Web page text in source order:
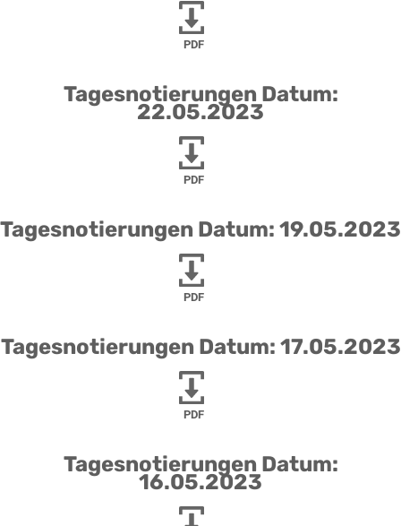
PDF
Tagesnotierungen Datum:
22.05.2023
PDF
Tagesnotierungen Datum: 19.05.2023
PDF
Tagesnotierungen Datum: 17.05.2023
PDF
Tagesnotierungen Datum:
16.05.2023